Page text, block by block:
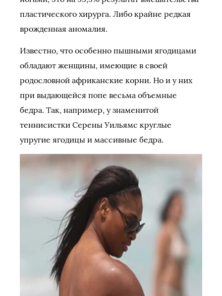
пластического хирурга. Либо крайне редкая
врожденная аномалия.
Известно, что особенно пышными ягодицами
обладают женщины, имеющие в своей
родословной африканские корни. Но и у них
при выдающейся попе весьма объемные
бедра. Так, например, у знаменитой
теннисистки Серены Уильямс круглые
упругие ягодицы и массивные бедра.